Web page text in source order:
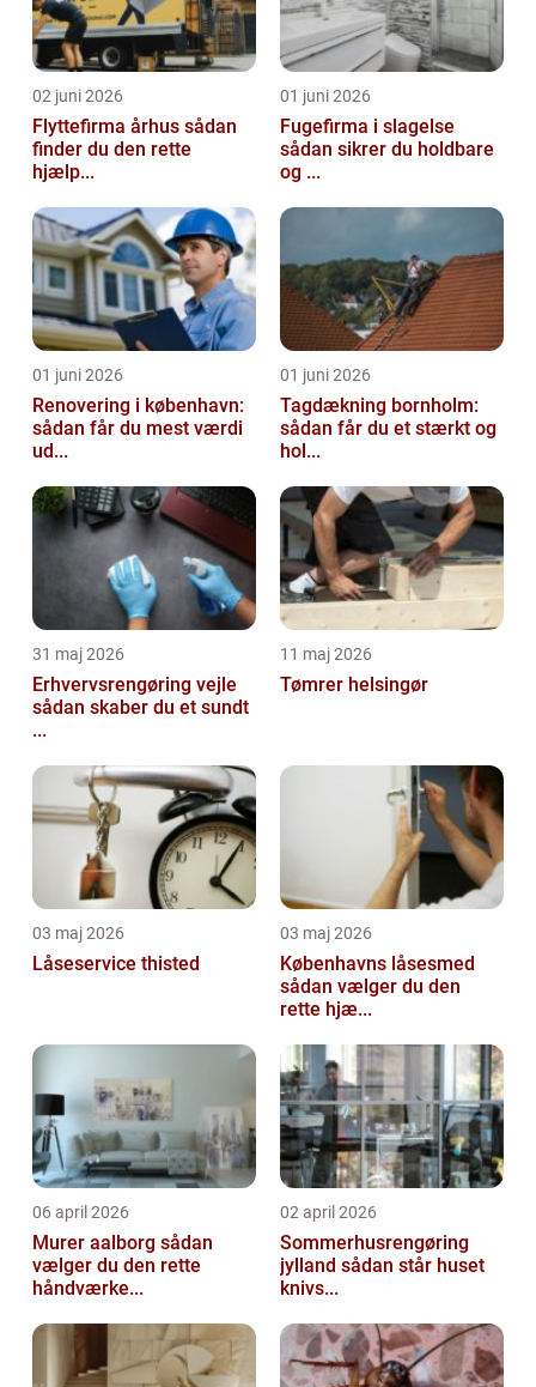
02 juni 2026
Flyttefirma århus sådan
finder du den rette
hjælp...
01 juni 2026
Fugefirma i slagelse
sådan sikrer du holdbare
og ...
01 juni 2026
Renovering i københavn:
sådan får du mest værdi
ud...
01 juni 2026
Tagdækning bornholm:
sådan får du et stærkt og
hol...
31 maj 2026
Erhvervsrengøring vejle
sådan skaber du et sundt
...
11 maj 2026
Tømrer helsingør
03 maj 2026
Låseservice thisted
03 maj 2026
Københavns låsesmed
sådan vælger du den
rette hjæ...
06 april 2026
Murer aalborg sådan
vælger du den rette
håndværke...
02 april 2026
Sommerhusrengøring
jylland sådan står huset
knivs...